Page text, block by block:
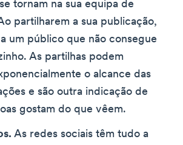
tornam na sua equipa de
partilharem a sua publicação,
um público que não consegue
As partilhas podem
o alcance das
e são outra indicação de
gostam do que vêem.
As redes sociais têm tudo a